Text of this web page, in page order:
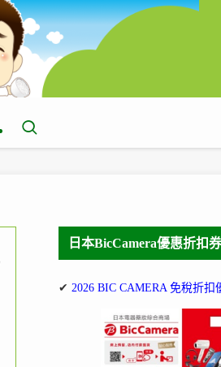
日本BicCamera優惠折扣
✔ 2026 BIC CAMERA 免稅折扣